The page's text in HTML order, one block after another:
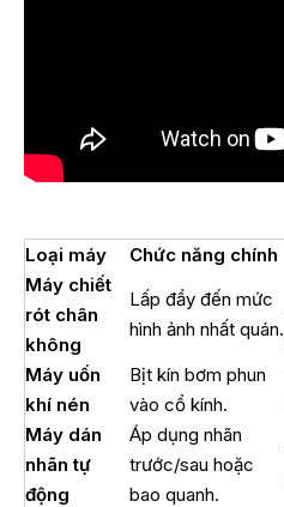
Loại máy Chức năng chính
Máy chiết
rót chân
không
Lấp đầy đến mức
hình ảnh nhất quán.
Máy uốn
khí nén
Bịt kín bơm phun
vào cổ kính.
Máy dán
nhãn tự
động
Áp dụng nhãn
trước/sau hoặc
bao quanh.